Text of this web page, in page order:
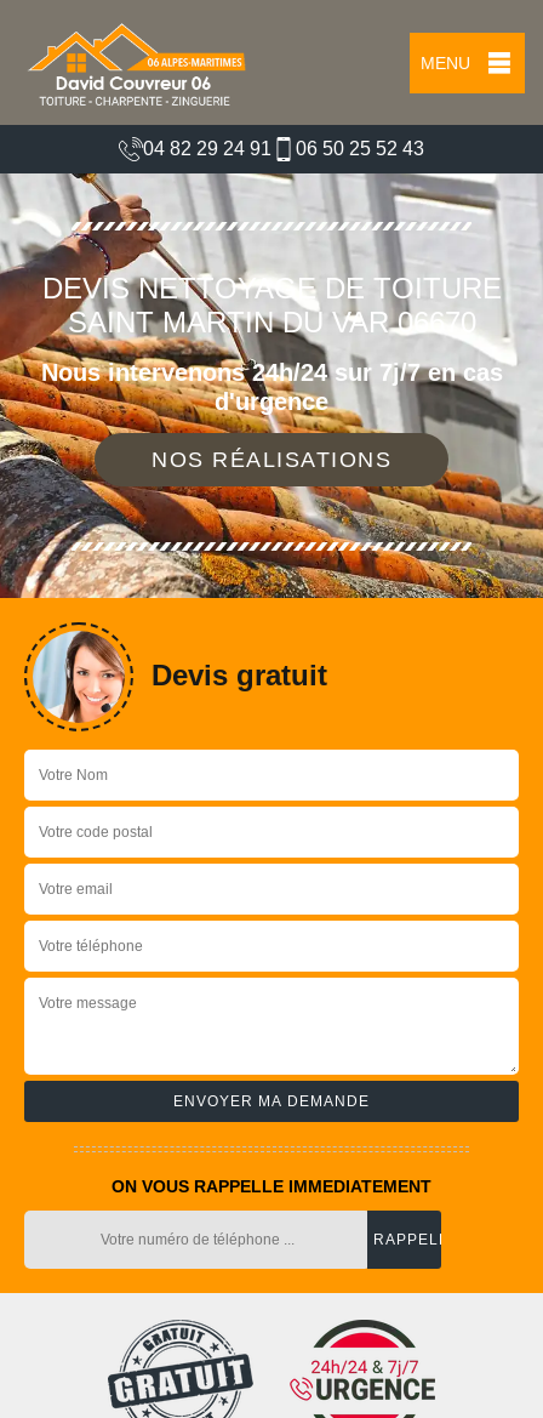
MENU
04 82 29 24 91 06 50 25 52 43
DEVIS NETTOYAGE DE TOITURE
SAINT MARTIN DU VAR 06670
Nous intervenons 24h/24 sur 7j/7 en cas
d'urgence
NOS RÉALISATIONS
Devis gratuit
ON VOUS RAPPELLE IMMEDIATEMENT